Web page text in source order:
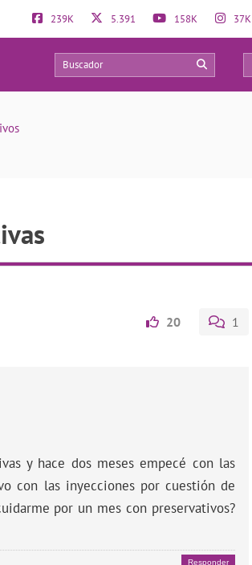
239K 5.391 158K 37K
0
20 1
y hace dos meses empecé con las
con las inyecciones por cuestión de
por un mes con preservativos?
Responder